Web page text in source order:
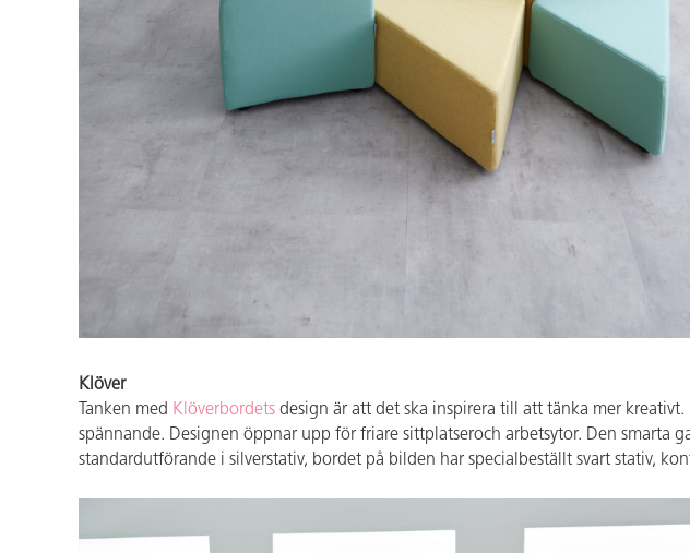
Klöver
Tanken med Klöverbordets design är att det ska inspirera till att tänka mer
spännande. Designen öppnar upp för friare sittplatseroch arbetsytor. Den smarta
standardutförande i silverstativ, bordet på bilden har specialbeställt svart stativ,